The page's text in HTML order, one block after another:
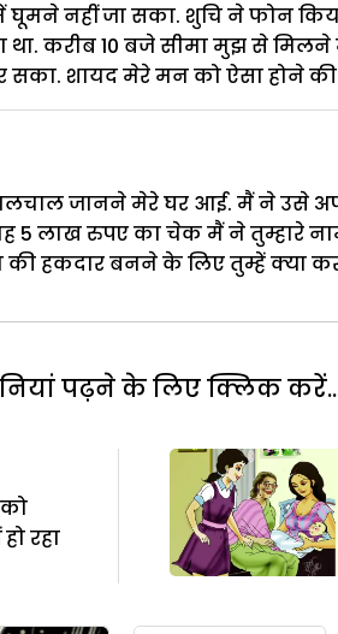
घूमने नहीं जा सका. शुचि ने फोन
था. करीब 10 बजे सीमा मुझ से
सका. शायद मेरे मन को ऐसा होने की
जानने मेरे घर आई. मैं ने उसे
5 लाख रुपए का चेक मैं ने तुम्हारे
हकदार बनने के लिए तुम्हें क्या
पढ़ने के लिए क्लिक
को
रहा